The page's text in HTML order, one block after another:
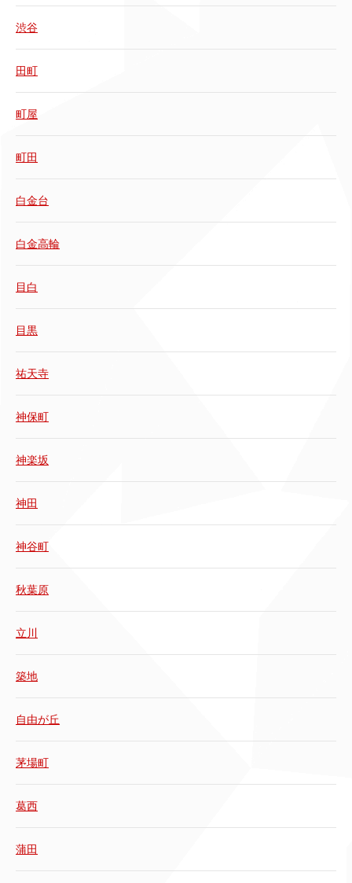
渋谷
田町
町屋
町田
白金台
白金高輪
目白
目黒
祐天寺
神保町
神楽坂
神田
神谷町
秋葉原
立川
築地
自由が丘
茅場町
葛西
蒲田